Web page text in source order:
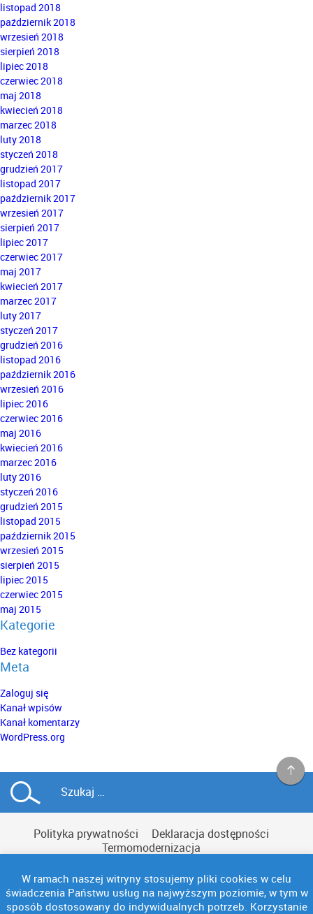
listopad 2018
październik 2018
wrzesień 2018
sierpień 2018
lipiec 2018
czerwiec 2018
maj 2018
kwiecień 2018
marzec 2018
luty 2018
styczeń 2018
grudzień 2017
listopad 2017
październik 2017
wrzesień 2017
sierpień 2017
lipiec 2017
czerwiec 2017
maj 2017
kwiecień 2017
marzec 2017
luty 2017
styczeń 2017
grudzień 2016
listopad 2016
październik 2016
wrzesień 2016
lipiec 2016
czerwiec 2016
maj 2016
kwiecień 2016
marzec 2016
luty 2016
styczeń 2016
grudzień 2015
listopad 2015
październik 2015
wrzesień 2015
sierpień 2015
lipiec 2015
czerwiec 2015
maj 2015
Kategorie
Bez kategorii
Meta
Zaloguj się
Kanał wpisów
Kanał komentarzy
WordPress.org
Polityka prywatności
Deklaracja dostępności
Termomodernizacja
W ramach naszej witryny stosujemy pliki cookies w celu
świadczenia Państwu usług na najwyższym poziomie, w tym w
sposób dostosowany do indywidualnych potrzeb. Korzystanie